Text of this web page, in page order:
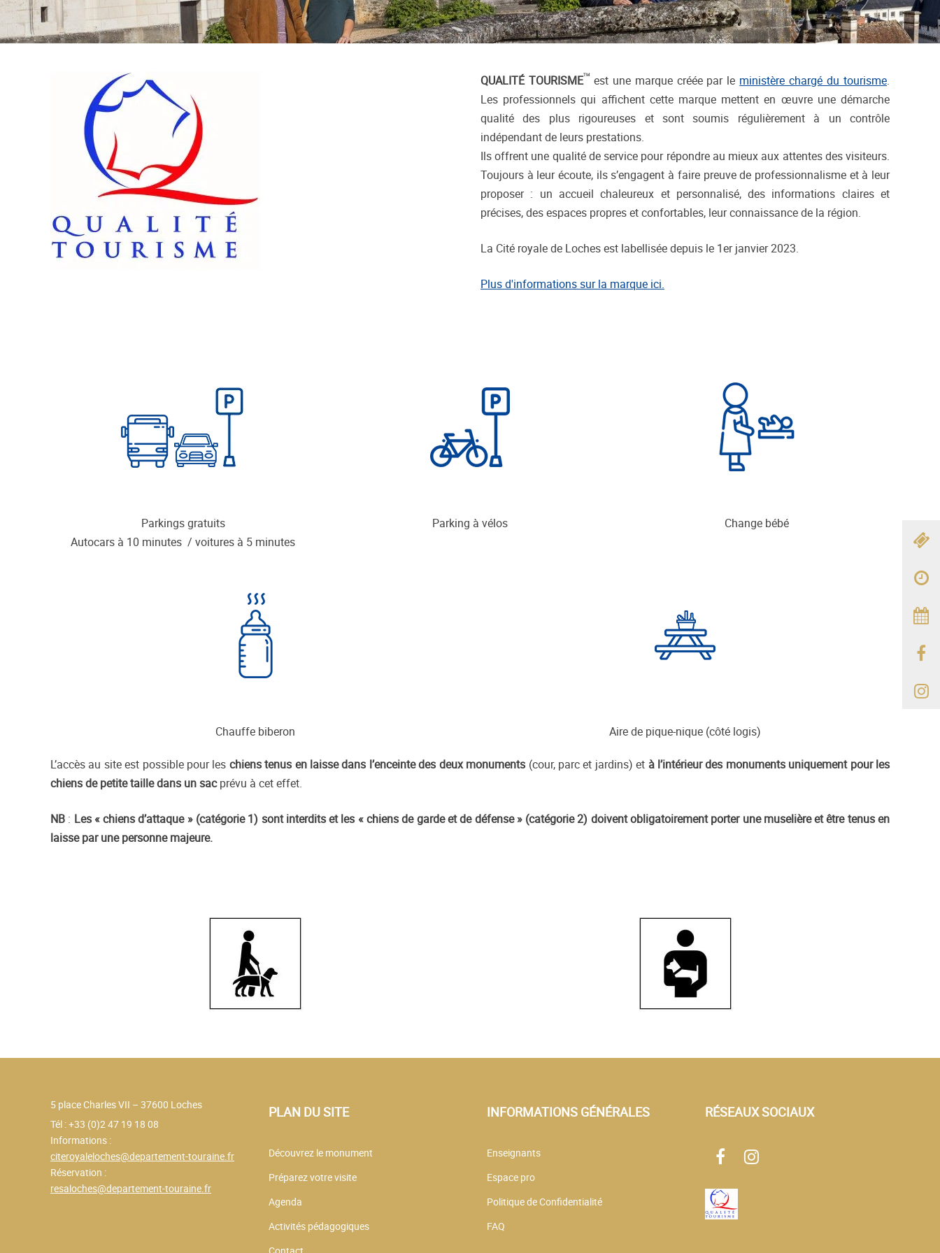
QUALITÉ TOURISMETMest une marque créée par le ministère chargé du tourisme.
Les professionnels qui affichent cette marque mettent en œuvre une démarche
qualité des plus rigoureuses et sont soumis régulièrement à un contrôle
indépendant de leurs prestations.
Ils offrent une qualité de service pour répondre au mieux aux attentes des visiteurs.
Toujours à leur écoute, ils s’engagent à faire preuve de professionnalisme et à leur
proposer : un accueil chaleureux et personnalisé, des informations claires et
précises, des espaces propres et confortables, leur connaissance de la région.
La Cité royale de Loches est labellisée depuis le 1er janvier 2023.
Plus d'informations sur la marque ici.
Parkings gratuits
Autocars à 10 minutes / voitures à 5 minutes
Parking à vélos Change bébé
Chauffe biberon Aire de pique-nique (côté logis)
L’accès au site est possible pour les chiens tenus en laisse dans l’enceinte des deux monuments (cour, parc et jardins) et à l’intérieur des monuments uniquement pour les
chiens de petite taille dans un sacprévu à cet effet.
NB : Les « chiens d’attaque » (catégorie 1) sont interdits et les « chiens de garde et de défense » (catégorie 2) doivent obligatoirement porter une muselière et être tenus en
laisse par une personne majeure.
5 place Charles VII – 37600 Loches
Tél : +33 (0)2 47 19 18 08
Informations :
citeroyaleloches@departement-touraine.fr
Réservation :
resaloches@departement-touraine.fr
PLAN DU SITE
Découvrez le monument
Préparez votre visite
Agenda
Activités pédagogiques
INFORMATIONS GÉNÉRALES
Enseignants
Espace pro
Politique de Confidentialité
FAQ
RÉSEAUX SOCIAUX